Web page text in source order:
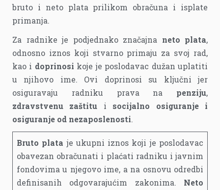
bruto i neto plata prilikom obračuna i isplate
primanja.
Za radnike je podjednako značajna neto plata,
odnosno iznos koji stvarno primaju za svoj rad,
kao i doprinosi koje je poslodavac dužan uplatiti
u njihovo ime. Ovi doprinosi su ključni jer
osiguravaju radniku prava na penziju,
zdravstvenu zaštitu i socijalno osiguranje i
osiguranje od nezaposlenosti.
Bruto plataje ukupni iznos koji je poslodavac
obavezan obračunati i plaćati radniku i javnim
fondovima u njegovo ime, a na osnovu odredbi
definisanih odgovarajućim zakonima. Neto